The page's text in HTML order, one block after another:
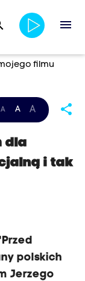
menu
filmu
A A A share
dla
i tak
polskich
Jerzego